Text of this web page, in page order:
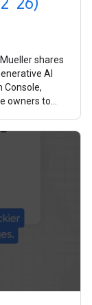
shares
AI
Console,
owners to